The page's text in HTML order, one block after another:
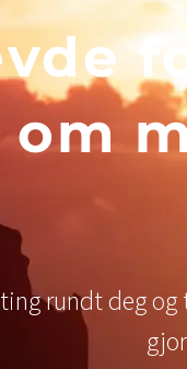
om
rundt deg